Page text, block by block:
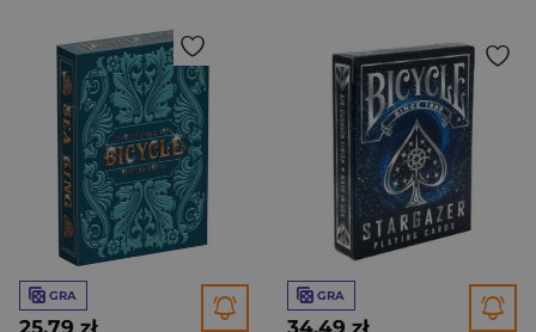
GRA
25,79 zł
GRA
34,49 zł